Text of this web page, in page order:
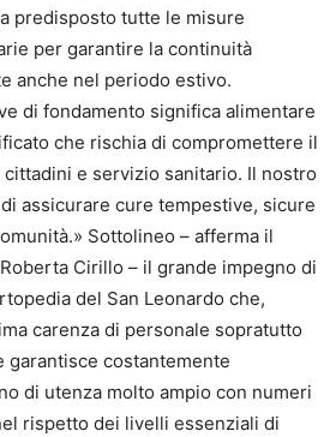
predisposto tutte le misure
per garantire la continuità
anche nel periodo estivo.
di fondamento significa alimentare
che rischia di compromettere il
e servizio sanitario. Il nostro
assicurare cure tempestive, sicure
Sottolineo – afferma il
Cirillo – il grande impegno di
del San Leonardo che,
carenza di personale sopratutto
garantisce costantemente
di utenza molto ampio con numeri
rispetto dei livelli essenziali di